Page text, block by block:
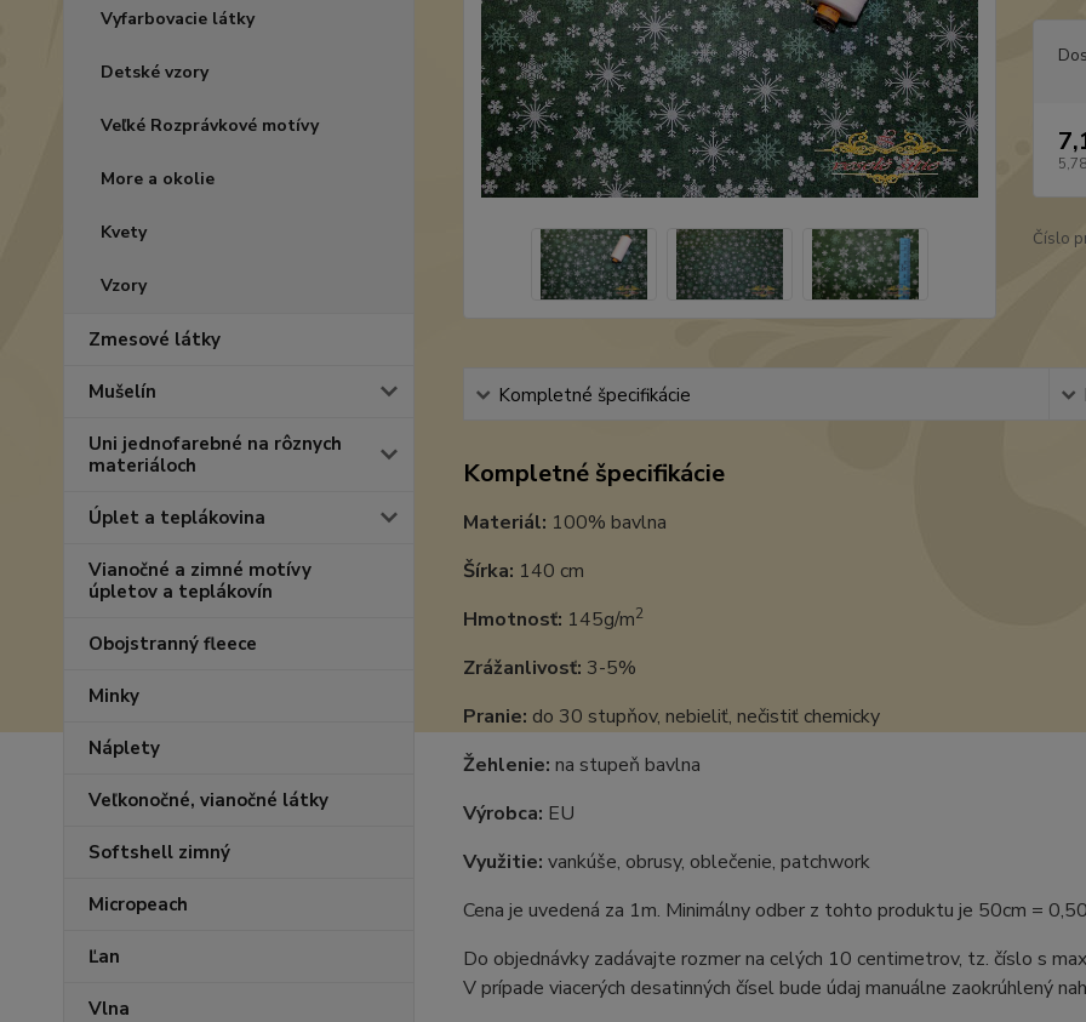
Vyfarbovacie látky
Detské vzory
Veľké Rozprávkové motívy
More a okolie
Kvety
Vzory
Zmesové látky
Mušelín
Uni jednofarebné na rôznych
materiáloch
Úplet a teplákovina
Vianočné a zimné motívy
úpletov a teplákovín
Obojstranný fleece
Minky
Náplety
Veľkonočné, vianočné látky
Softshell zimný
Micropeach
Ľan
Vlna
Číslo
Kompletné špecifikácie
Kompletné špecifikácie
Materiál: 100% bavlna
Šírka: 140 cm
Hmotnosť: 145g/m2
Zrážanlivosť: 3-5%
Pranie: do 30 stupňov, nebieliť, nečistiť chemicky
Žehlenie: na stupeň bavlna
Výrobca: EU
Využitie: vankúše, obrusy, oblečenie, patchwork
Cena je uvedená za 1m. Minimálny odber z tohto produktu je 50cm =
Do objednávky zadávajte rozmer na celých 10 centimetrov, tz. číslo s
V prípade viacerých desatinných čísel bude údaj manuálne zaokrúhlený